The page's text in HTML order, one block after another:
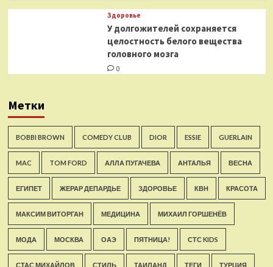
Здоровье
У долгожителей сохраняется
целостность белого вещества
головного мозга
0
Метки
BOBBI BROWN COMEDY CLUB DIOR ESSIE GUERLAIN
MAC TOM FORD АЛЛА ПУГАЧЕВА АНТАЛЬЯ ВЕСНА
ЕГИПЕТ ЖЕРАР ДЕПАРДЬЕ ЗДОРОВЬЕ КВН КРАСОТА
МАКСИМ ВИТОРГАН МЕДИЦИНА МИХАИЛ ГОРШЕНЁВ
МОДА МОСКВА ОАЭ ПЯТНИЦА! СТС KIDS
СТАС МИХАЙЛОВ СТИЛЬ ТАИЛАНД ТЕГИ ТУРЦИЯ